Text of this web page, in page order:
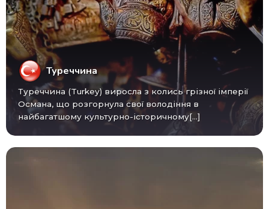
Туреччина
Туреччина (Turkey) виросла з колись грізної імперії
Османа, що розгорнула свої володіння в
найбагатшому культурно-історичному[...]